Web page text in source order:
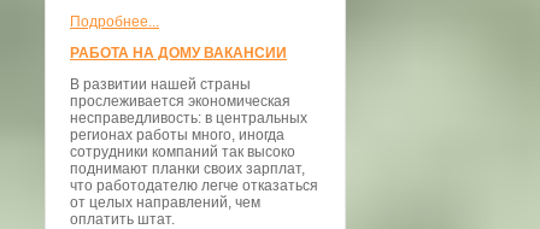
Подробнее...
РАБОТА НА ДОМУ ВАКАНСИИ
В развитии нашей страны
прослеживается экономическая
несправедливость: в центральных
регионах работы много, иногда
сотрудники компаний так высоко
поднимают планки своих зарплат,
что работодателю легче отказаться
от целых направлений, чем
оплатить штат.